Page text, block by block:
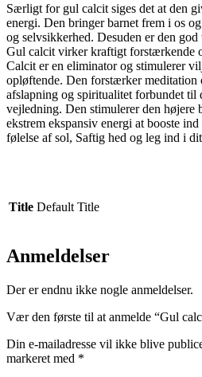
Særligt for gul calcit siges det at den
energi. Den bringer barnet frem i os
og selvsikkerhed. Desuden er den
Gul calcit virker kraftigt forstærkende
Calcit er en eliminator og stimulerer
opløftende. Den forstærker meditation
afslapning og spiritualitet forbundet til
vejledning. Den stimulerer den højere
ekstrem ekspansiv energi at booste
følelse af sol, Saftig hed og leg ind i
Title Default Title
Anmeldelser
Der er endnu ikke nogle anmeldelser.
Vær den første til at anmelde “Gul
Din e-mailadresse vil ikke blive
markeret med *